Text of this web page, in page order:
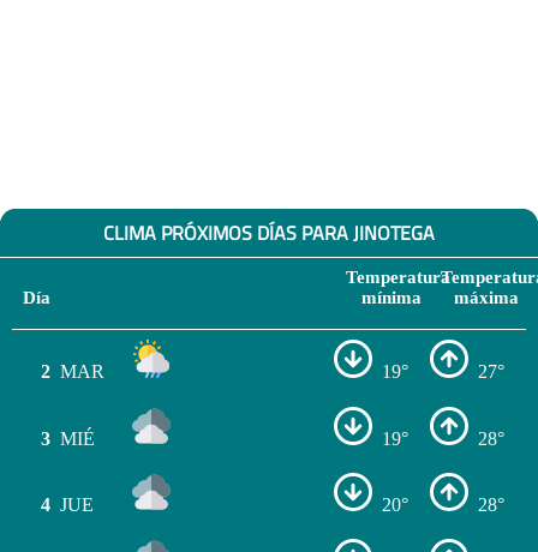
CLIMA PRÓXIMOS DÍAS PARA JINOTEGA
Día
Temperatura
mínima
máxima
2 MAR 19° 27°
3 MIÉ 19° 28°
4 JUE 20° 28°